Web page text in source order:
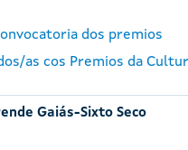
dos premios
as cos Premios da
Gaiás-Sixto Seco